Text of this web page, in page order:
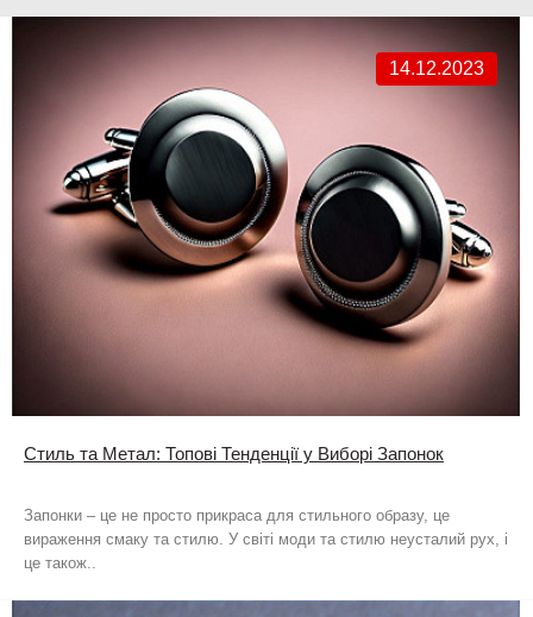
14.12.2023
Стиль та Метал: Топові Тенденції у Виборі Запонок
Запонки – це не просто прикраса для стильного образу, це
вираження смаку та стилю. У світі моди та стилю неусталий рух, і
це також..